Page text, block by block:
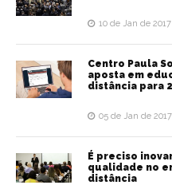
10 de Jan de 2017
Centro Paula
aposta em
distância para
05 de Jan de 2017
É preciso
qualidade no
distância